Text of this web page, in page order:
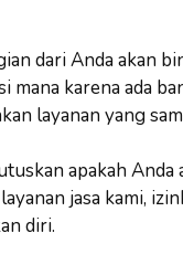
dari Anda akan
mana karena ada
layanan yang
apakah Anda
jasa kami,
diri.